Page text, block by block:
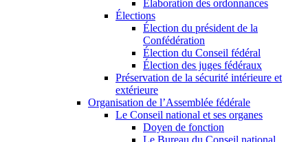
Élaboration des ordonnances
Élections
Élection du président de la
Confédération
Élection du Conseil fédéral
Élection des juges fédéraux
Préservation de la sécurité intérieure et
extérieure
Organisation de l’Assemblée fédérale
Le Conseil national et ses organes
Doyen de fonction